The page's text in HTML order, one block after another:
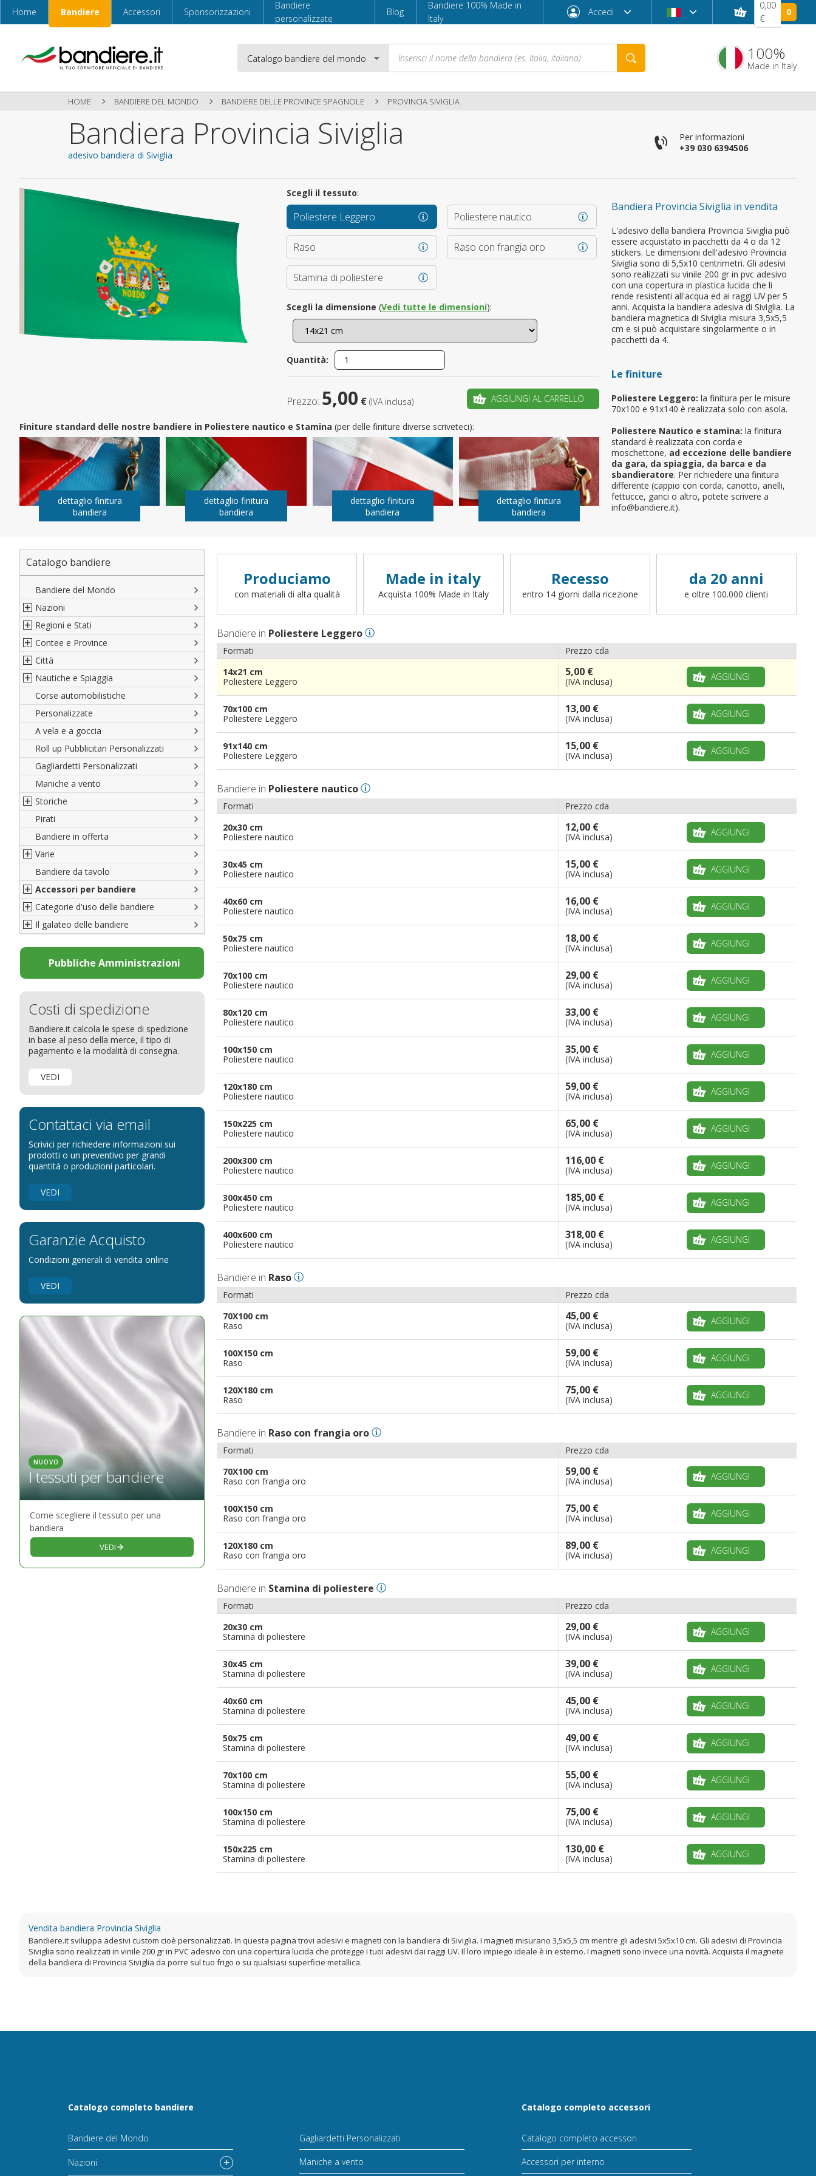
Home Bandiere Accessori Sponsorizzazioni
Bandiere
personalizzate
Blog
Bandiere 100% Made in
Italy
Accedi
Accedi
È il tuo primo ordine?
CREA UN NUOVO ACCOUNT
0,00
€
0
100%
Made in Italy
HOME BANDIERE DEL MONDO BANDIERE DELLE PROVINCE SPAGNOLE PROVINCIA SIVIGLIA
Bandiera Provincia Siviglia
adesivo bandiera di Siviglia
Per informazioni
+39 030 6394506
Bandiera Provincia Siviglia in vendita
L'adesivo della bandiera Provincia Siviglia può
essere acquistato in pacchetti da 4 o da 12
stickers. Le dimensioni dell'adesivo Provincia
Siviglia sono di 5,5x10 centrimetri. Gli adesivi
sono realizzati su vinile 200 gr in pvc adesivo
con una copertura in plastica lucida che li
rende resistenti all'acqua ed ai raggi UV per 5
anni. Acquista la bandiera adesiva di Siviglia. La
bandiera magnetica di Siviglia misura 3,5x5,5
cm e si può acquistare singolarmente o in
pacchetti da 4.
Le finiture
Poliestere Leggero: la finitura per le misure
70x100 e 91x140 è realizzata solo con asola.
Poliestere Nautico e stamina: la finitura
standard è realizzata con corda e
moschettone, ad eccezione delle bandiere
da gara, da spiaggia, da barca e da
sbandieratore. Per richiedere una finitura
differente (cappio con corda, canotto, anelli,
fettucce, ganci o altro, potete scrivere a
info@bandiere.it).
Scegli il tessuto:
Poliestere Leggero Poliestere nautico
Raso Raso con frangia oro
Stamina di poliestere
Scegli la dimensione (Vedi tutte le dimensioni):
Quantità:
Prezzo: 5,00 € (IVA inclusa) AGGIUNGI AL CARRELLO
Finiture standard delle nostre bandiere in Poliestere nautico e Stamina (per delle finiture diverse scriveteci):
dettaglio finitura
bandiera
dettaglio finitura
bandiera
dettaglio finitura
bandiera
dettaglio finitura
bandiera
Catalogo bandiere
Bandiere del Mondo
Nazioni
Nord America
Sud America
Europa
Africa
Asia
Oceania
Regioni e Stati
Regioni italiane
Territori Italiani
Stati USA
Francesi
Spagnole
Austriache
Tedesche
Regioni varie
Contee e Province
Cantoni Svizzeri
Province Italiane
Province Spagnole
Francia d'oltremare
Territori britannici d'oltremare
Varie Province del Mondo
Città
Città Italiane
Città spagnole
Città francesi
Città del mondo
Nautiche e Spiaggia
Militari e Mercantili
Codice internazionale nautico
Gran Pavese
Da spiaggia
Di cortesia
Corse automobilistiche
Personalizzate
A vela e a goccia
Roll up Pubblicitari Personalizzati
Gagliardetti Personalizzati
Maniche a vento
Storiche
Italiane
Porte di Milano
Francesi
Americane
Britanniche
Resto del Mondo
Pirati
Bandiere in offerta
Varie
Bandiere del CICAP - Think Deep
Bandiere di Orgoglio Bresciano
Organizzazioni internazionali
Diplomatiche
Bandiere Pubblicitarie
Natale e altre festività
Bandiere etniche e religiose
Bandiere da tavolo
Accessori per bandiere
Accessori per bandiere
Accessori per bandiere da tavolo
Categorie d'uso delle bandiere
Bandiere segnavento
Bandiere per sbandieratori
Bandiere per barche
Bandiere per hotel
Bandiere per eventi
Bandiere per biciclette
Bandiere per autosaloni
Bandiere Palio
Bandiere per enti pubblici
Bandiere per riserve naturali e parchi
Bandiere per musicisti
Bandiere per feste
pennoni per bandiere
Il galateo delle bandiere
La bandiera
Come disporre le bandiere
Dimensioni delle bandiere
Come piegare il tricolore
Pubbliche Amministrazioni
Costi di spedizione
Bandiere.it calcola le spese di spedizione
in base al peso della merce, il tipo di
pagamento e la modalità di consegna.
VEDI
Contattaci via email
Scrivici per richiedere informazioni sui
prodotti o un preventivo per grandi
quantità o produzioni particolari.
VEDI
Garanzie Acquisto
Condizioni generali di vendita online
VEDI
NUOVO
I tessuti per bandiere
Come scegliere il tessuto per una
bandiera
VEDI
Produciamo
con materiali di alta qualità
Made in italy
Acquista 100% Made in Italy
Recesso
entro 14 giorni dalla ricezione
da 20 anni
e oltre 100.000 clienti
Bandiere in Poliestere Leggero
Formati
Prezzo cda
14x21 cm
Poliestere Leggero
5,00 €
(IVA inclusa) AGGIUNGI
70x100 cm
Poliestere Leggero
13,00 €
(IVA inclusa) AGGIUNGI
91x140 cm
Poliestere Leggero
15,00 €
(IVA inclusa) AGGIUNGI
Bandiere in Poliestere nautico
Formati
Prezzo cda
20x30 cm
Poliestere nautico
12,00 €
(IVA inclusa) AGGIUNGI
30x45 cm
Poliestere nautico
15,00 €
(IVA inclusa) AGGIUNGI
40x60 cm
Poliestere nautico
16,00 €
(IVA inclusa) AGGIUNGI
50x75 cm
Poliestere nautico
18,00 €
(IVA inclusa) AGGIUNGI
70x100 cm
Poliestere nautico
29,00 €
(IVA inclusa) AGGIUNGI
80x120 cm
Poliestere nautico
33,00 €
(IVA inclusa) AGGIUNGI
100x150 cm
Poliestere nautico
35,00 €
(IVA inclusa) AGGIUNGI
120x180 cm
Poliestere nautico
59,00 €
(IVA inclusa) AGGIUNGI
150x225 cm
Poliestere nautico
65,00 €
(IVA inclusa) AGGIUNGI
200x300 cm
Poliestere nautico
116,00 €
(IVA inclusa) AGGIUNGI
300x450 cm
Poliestere nautico
185,00 €
(IVA inclusa) AGGIUNGI
400x600 cm
Poliestere nautico
318,00 €
(IVA inclusa) AGGIUNGI
Bandiere in Raso
Formati
Prezzo cda
70X100 cm
Raso
45,00 €
(IVA inclusa) AGGIUNGI
100X150 cm
Raso
59,00 €
(IVA inclusa) AGGIUNGI
120X180 cm
Raso
75,00 €
(IVA inclusa) AGGIUNGI
Bandiere in Raso con frangia oro
Formati
Prezzo cda
70X100 cm
Raso con frangia oro
59,00 €
(IVA inclusa) AGGIUNGI
100X150 cm
Raso con frangia oro
75,00 €
(IVA inclusa) AGGIUNGI
120X180 cm
Raso con frangia oro
89,00 €
(IVA inclusa) AGGIUNGI
Bandiere in Stamina di poliestere
Formati
Prezzo cda
20x30 cm
Stamina di poliestere
29,00 €
(IVA inclusa) AGGIUNGI
30x45 cm
Stamina di poliestere
39,00 €
(IVA inclusa) AGGIUNGI
40x60 cm
Stamina di poliestere
45,00 €
(IVA inclusa) AGGIUNGI
50x75 cm
Stamina di poliestere
49,00 €
(IVA inclusa) AGGIUNGI
70x100 cm
Stamina di poliestere
55,00 €
(IVA inclusa) AGGIUNGI
100x150 cm
Stamina di poliestere
75,00 €
(IVA inclusa) AGGIUNGI
150x225 cm
Stamina di poliestere
130,00 €
(IVA inclusa) AGGIUNGI
Vendita bandiera Provincia Siviglia
Bandiere.it sviluppa adesivi custom cioè personalizzati. In questa pagina trovi adesivi e magneti con la bandiera di Siviglia. I magneti misurano 3,5x5,5 cm mentre gli adesivi 5x5x10 cm. Gli adesivi di Provincia
Siviglia sono realizzati in vinile 200 gr in PVC adesivo con una copertura lucida che protegge i tuoi adesivi dai raggi UV. Il loro impiego ideale è in esterno. I magneti sono invece una novità. Acquista il magnete
della bandiera di Provincia Siviglia da porre sul tuo frigo o su qualsiasi superficie metallica.
Catalogo completo bandiere
Bandiere del Mondo
Nazioni
Gagliardetti Personalizzati
Maniche a vento
Catalogo completo accessori
Catalogo completo accessori
Accessori per interno